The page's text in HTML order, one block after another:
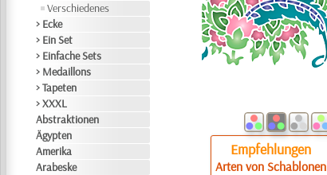
Verschiedenes
> Ecke
> Ein Set
> Einfache Sets
> Medaillons
> Tapeten
> XXXL
Abstraktionen
Ägypten
Amerika
Arabeske
Empfehlungen
Arten von Schablonen